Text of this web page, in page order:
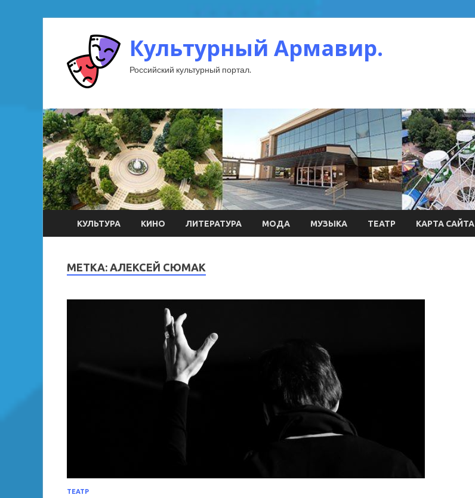
Культурный Армавир.
Российский культурный портал.
КУЛЬТУРА КИНО ЛИТЕРАТУРА МОДА МУЗЫКА ТЕАТР КАРТА САЙТА
МЕТКА: АЛЕКСЕЙ СЮМАК
ТЕАТР